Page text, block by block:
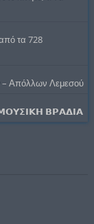
τα 728
– Απόλλων Λεμεσού
𝝗𝝦𝝖𝝙𝝞𝝖